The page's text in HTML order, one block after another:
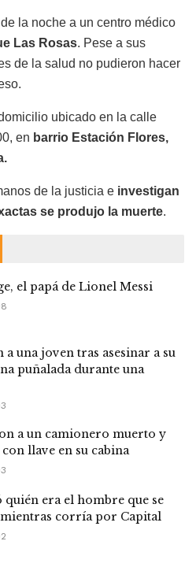
la noche a un centro médico
Las Rosas. Pese a sus
de la salud no pudieron hacer
ubicado en la calle
en barrio Estación Flores,
de la justicia e investigan
se produjo la muerte.
el papá de Lionel Messi
una joven tras asesinar a su
puñalada durante una
a un camionero muerto y
llave en su cabina
quién era el hombre que se
corría por Capital